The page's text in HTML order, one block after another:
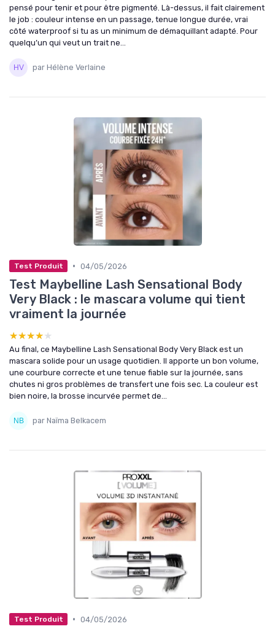
pensé pour tenir et pour être pigmenté. Là-dessus, il fait clairement
le job : couleur intense en un passage, tenue longue durée, vrai
côté waterproof si tu as un minimum de démaquillant adapté. Pour
quelqu’un qui veut un trait ne...
par Hélène Verlaine
Test Produit • 04/05/2026
Test Maybelline Lash Sensational Body
Very Black : le mascara volume qui tient
vraiment la journée
★★★★★
★★★★★
Au final, ce Maybelline Lash Sensational Body Very Black est un
mascara solide pour un usage quotidien. Il apporte un bon volume,
une courbure correcte et une tenue fiable sur la journée, sans
chutes ni gros problèmes de transfert une fois sec. La couleur est
bien noire, la brosse incurvée permet de...
par Naïma Belkacem
Test Produit • 04/05/2026